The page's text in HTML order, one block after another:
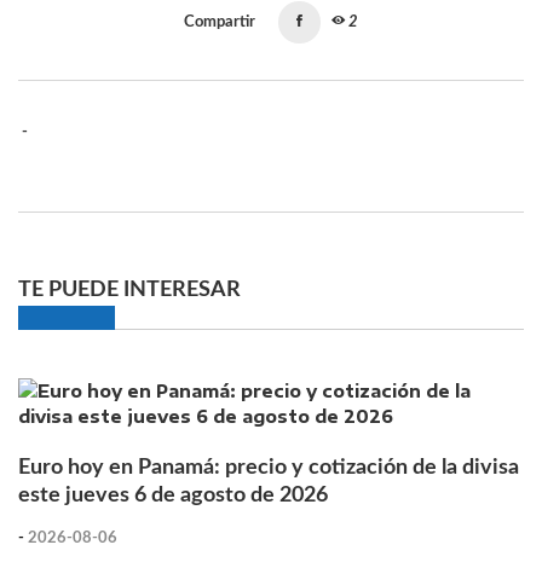
Compartir 2
-
TE PUEDE INTERESAR
Euro hoy en Panamá: precio y cotización de la divisa
este jueves 6 de agosto de 2026
- 2026-08-06